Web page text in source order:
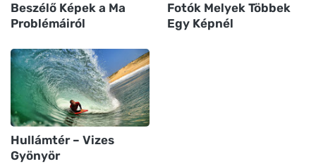
Beszélő Képek a Ma
Problémáiról
Fotók Melyek Többek
Egy Képnél
Hullámtér – Vizes
Gyönyör